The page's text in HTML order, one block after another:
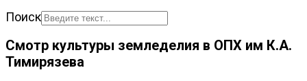
Поиск
Смотр культуры земледелия в ОПХ им К.А.
Тимирязева